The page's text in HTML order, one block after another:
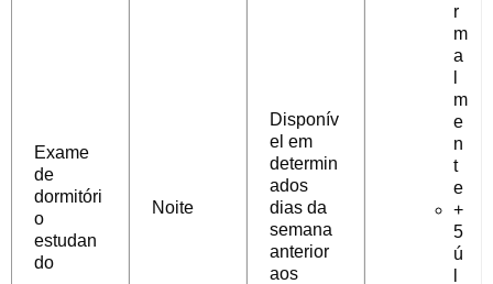
Exame
de
dormitóri
o
estudan
do
Noite
Disponív
el em
determin
ados
dias da
semana
anterior
aos
r
m
a
m
e
n
t
e
+
5
ú